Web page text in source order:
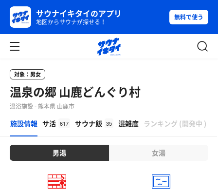
サウナイキタイのアプリ
地図からサウナが探せる！
無料で使う
対象：男女
温泉の郷 山鹿どんぐり村
温浴施設 - 熊本県 山鹿市
施設情報 サ活 617 サウナ飯 35 混雑度 ランキング (開発中 )
男湯 女湯